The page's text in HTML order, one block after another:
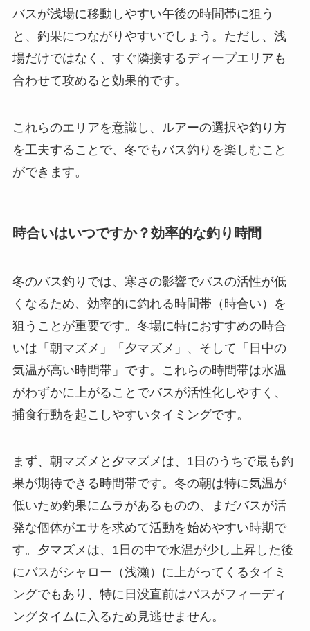
バスが浅場に移動しやすい午後の時間帯に狙う
と、釣果につながりやすいでしょう。ただし、浅
場だけではなく、すぐ隣接するディープエリアも
合わせて攻めると効果的です。
これらのエリアを意識し、ルアーの選択や釣り方
を工夫することで、冬でもバス釣りを楽しむこと
ができます。
時合いはいつですか？効率的な釣り時間
冬のバス釣りでは、寒さの影響でバスの活性が低
くなるため、効率的に釣れる時間帯（時合い）を
狙うことが重要です。冬場に特におすすめの時合
いは「朝マズメ」「夕マズメ」、そして「日中の
気温が高い時間帯」です。これらの時間帯は水温
がわずかに上がることでバスが活性化しやすく、
捕食行動を起こしやすいタイミングです。
まず、朝マズメと夕マズメは、1日のうちで最も釣
果が期待できる時間帯です。冬の朝は特に気温が
低いため釣果にムラがあるものの、まだバスが活
発な個体がエサを求めて活動を始めやすい時期で
す。夕マズメは、1日の中で水温が少し上昇した後
にバスがシャロー（浅瀬）に上がってくるタイミ
ングでもあり、特に日没直前はバスがフィーディ
ングタイムに入るため見逃せません。